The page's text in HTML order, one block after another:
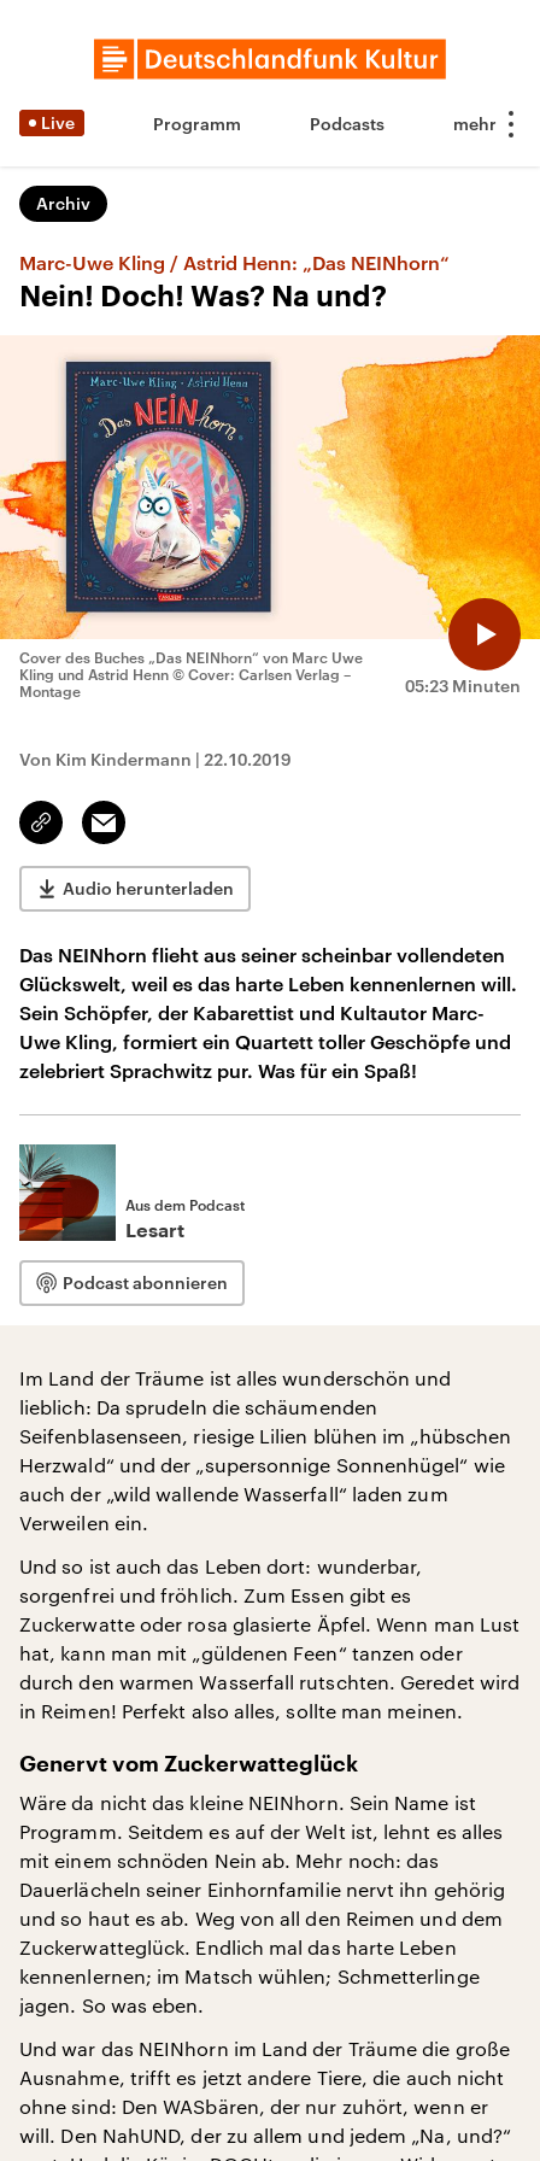
Live Programm Podcasts
Archiv
Marc-Uwe Kling / Astrid Henn: „Das NEINhorn“
Nein! Doch! Was? Na und?
05:23 Minuten
Cover des Buches „Das NEINhorn“ von Marc Uwe
Kling und Astrid Henn © Cover: Carlsen Verlag –
Montage
Von Kim Kindermann | 22.10.2019
Link
kopieren/teilen
Email
Audio herunterladen
Das NEINhorn flieht aus seiner scheinbar vollendeten
Glückswelt, weil es das harte Leben kennenlernen will.
Sein Schöpfer, der Kabarettist und Kultautor Marc-
Uwe Kling, formiert ein Quartett toller Geschöpfe und
zelebriert Sprachwitz pur. Was für ein Spaß!
Aus dem Podcast
Lesart
Podcast abonnieren
Im Land der Träume ist alles wunderschön und
lieblich: Da sprudeln die schäumenden
Seifenblasenseen, riesige Lilien blühen im „hübschen
Herzwald“ und der „supersonnige Sonnenhügel“ wie
auch der „wild wallende Wasserfall“ laden zum
Verweilen ein.
Und so ist auch das Leben dort: wunderbar,
sorgenfrei und fröhlich. Zum Essen gibt es
Zuckerwatte oder rosa glasierte Äpfel. Wenn man Lust
hat, kann man mit „güldenen Feen“ tanzen oder
durch den warmen Wasserfall rutschten. Geredet wird
in Reimen! Perfekt also alles, sollte man meinen.
Genervt vom Zuckerwatteglück
Wäre da nicht das kleine NEINhorn. Sein Name ist
Programm. Seitdem es auf der Welt ist, lehnt es alles
mit einem schnöden Nein ab. Mehr noch: das
Dauerlächeln seiner Einhornfamilie nervt ihn gehörig
und so haut es ab. Weg von all den Reimen und dem
Zuckerwatteglück. Endlich mal das harte Leben
kennenlernen; im Matsch wühlen; Schmetterlinge
jagen. So was eben.
Und war das NEINhorn im Land der Träume die große
Ausnahme, trifft es jetzt andere Tiere, die auch nicht
ohne sind: Den WASbären, der nur zuhört, wenn er
will. Den NahUND, der zu allem und jedem „Na, und?“